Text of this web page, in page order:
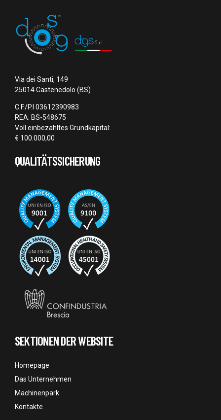
Via dei Santi, 149
25014 Castenedolo (BS)
C.F./P.I 03612390983
REA: BS-548675
Voll einbezahltes Grundkapital:
€ 100.000,00
QUALITÄTSSICHERUNG
SEKTIONEN DER WEBSITE
Homepage
Das Unternehmen
Machinenpark
Kontakte